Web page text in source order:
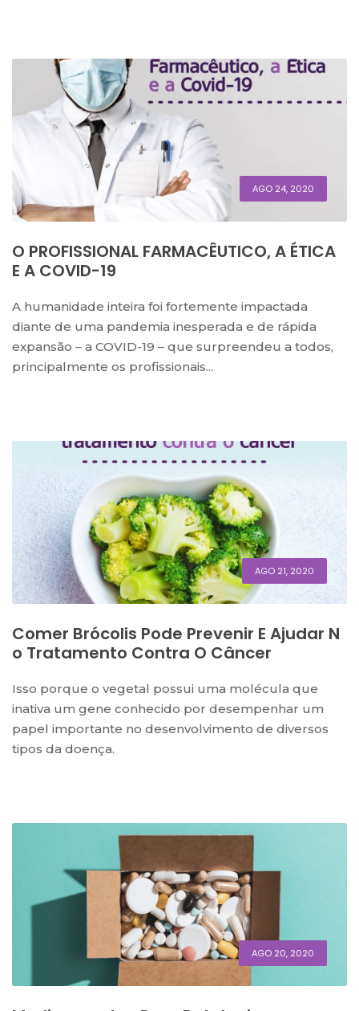
AGO 24, 2020
O PROFISSIONAL FARMACÊUTICO, A ÉTICA
E A COVID-19
A humanidade inteira foi fortemente impactada
diante de uma pandemia inesperada e de rápida
expansão – a COVID-19 – que surpreendeu a todos,
principalmente os profissionais...
AGO 21, 2020
Comer Brócolis Pode Prevenir E Ajudar N
O Tratamento Contra O Câncer
Isso porque o vegetal possui uma molécula que
inativa um gene conhecido por desempenhar um
papel importante no desenvolvimento de diversos
tipos da doença.
AGO 20, 2020